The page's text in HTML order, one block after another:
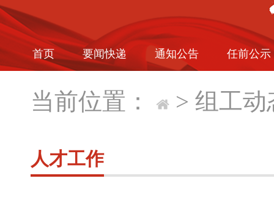
首页 要闻快递 通知公告 任前公示
当前位置： > 组工动
人才工作